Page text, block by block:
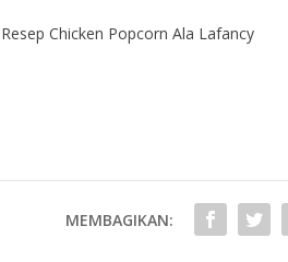
Resep Chicken Popcorn Ala Lafancy
MEMBAGIKAN: